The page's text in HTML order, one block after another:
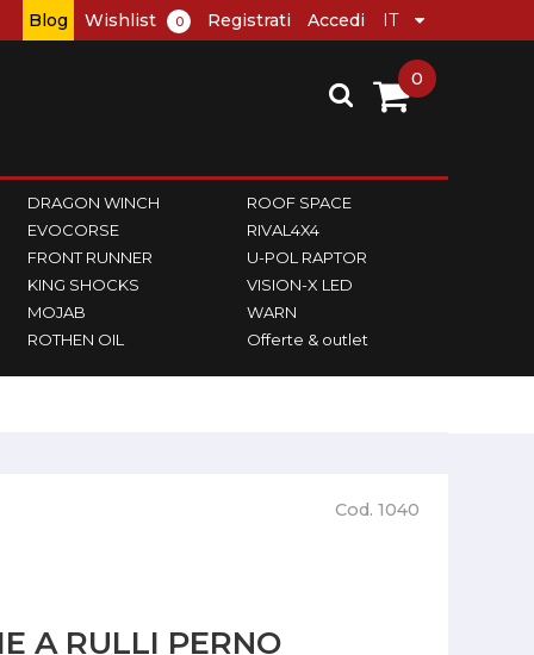
Blog Wishlist 0 Registrati Accedi
DRAGON WINCH
EVOCORSE
FRONT RUNNER
KING SHOCKS
MOJAB
ROTHEN OIL
ROOF SPACE
RIVAL4X4
U-POL RAPTOR
VISION-X LED
WARN
Offerte & outlet
0
Cod. 1040
A RULLI PERNO